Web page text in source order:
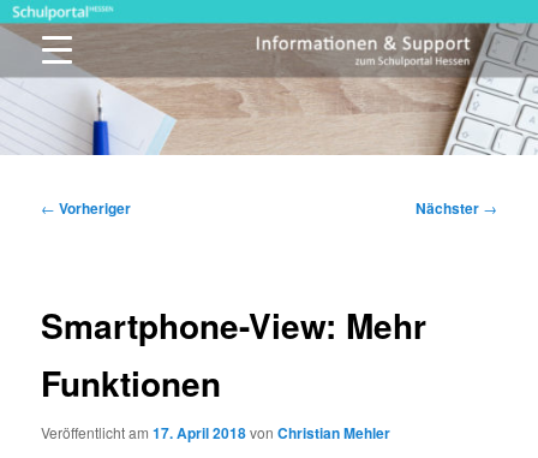
Zum
primären
springenSchulportal Hessen
Beitragsnavigation
← Vorheriger Nächster →
Smartphone-View: Mehr
Funktionen
Veröffentlicht am17. April 2018vonChristian Mehler